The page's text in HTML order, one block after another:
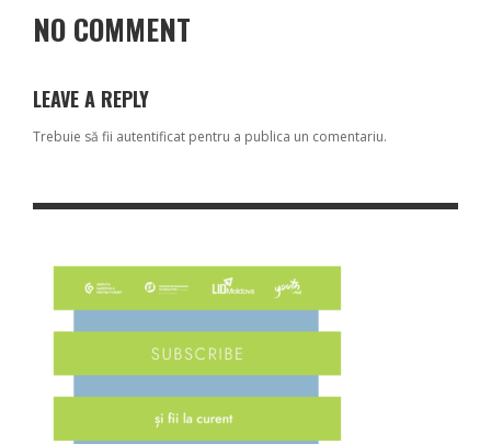
NO COMMENT
LEAVE A REPLY
Trebuie să fii autentificat pentru a publica un comentariu.